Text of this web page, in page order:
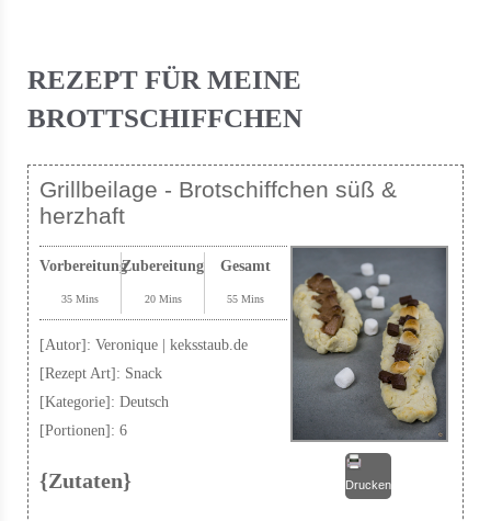
REZEPT FÜR MEINE
BROTTSCHIFFCHEN
Grillbeilage - Brotschiffchen süß &
herzhaft
Drucken
Vorbereitung
35 Mins
Zubereitung
20 Mins
Gesamt
55 Mins
[Autor]: Veronique | keksstaub.de
[Rezept Art]: Snack
[Kategorie]: Deutsch
[Portionen]: 6
{Zutaten}